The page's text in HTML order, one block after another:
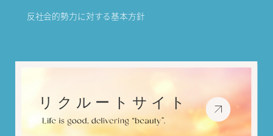
反社会的勢力に対する基本方針